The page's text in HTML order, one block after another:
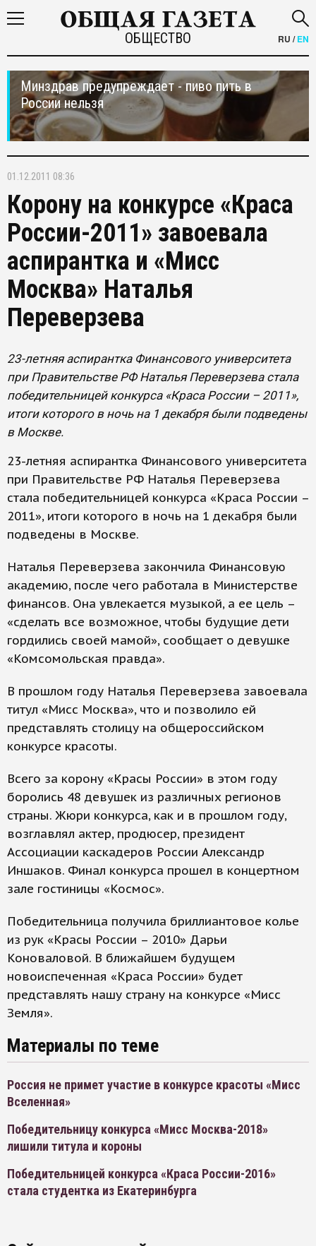
ОБЩЕСТВО RU /EN
Минздрав предупреждает - пиво пить в
России нельзя
01.12.2011 08:36
Корону на конкурсе «Краса
России-2011» завоевала
аспирантка и «Мисс
Москва» Наталья
Переверзева
23-летняя аспирантка Финансового университета
при Правительстве РФ Наталья Переверзева стала
победительницей конкурса «Краса России – 2011»,
итоги которого в ночь на 1 декабря были подведены
в Москве.
23-летняя аспирантка Финансового университета
при Правительстве РФ Наталья Переверзева
стала победительницей конкурса «Краса России –
2011», итоги которого в ночь на 1 декабря были
подведены в Москве.
Наталья Переверзева закончила Финансовую
академию, после чего работала в Министерстве
финансов. Она увлекается музыкой, а ее цель –
«сделать все возможное, чтобы будущие дети
гордились своей мамой», сообщает о девушке
«Комсомольская правда».
В прошлом году Наталья Переверзева завоевала
титул «Мисс Москва», что и позволило ей
представлять столицу на общероссийском
конкурсе красоты.
Всего за корону «Красы России» в этом году
боролись 48 девушек из различных регионов
страны. Жюри конкурса, как и в прошлом году,
возглавлял актер, продюсер, президент
Ассоциации каскадеров России Александр
Иншаков. Финал конкурса прошел в концертном
зале гостиницы «Космос».
Победительница получила бриллиантовое колье
из рук «Красы России – 2010» Дарьи
Коноваловой. В ближайшем будущем
новоиспеченная «Краса России» будет
представлять нашу страну на конкурсе «Мисс
Земля».
Материалы по теме
Россия не примет участие в конкурсе красоты «Мисс
Вселенная»
Победительницу конкурса «Мисс Москва-2018»
лишили титула и короны
Победительницей конкурса «Краса России-2016»
стала студентка из Екатеринбурга